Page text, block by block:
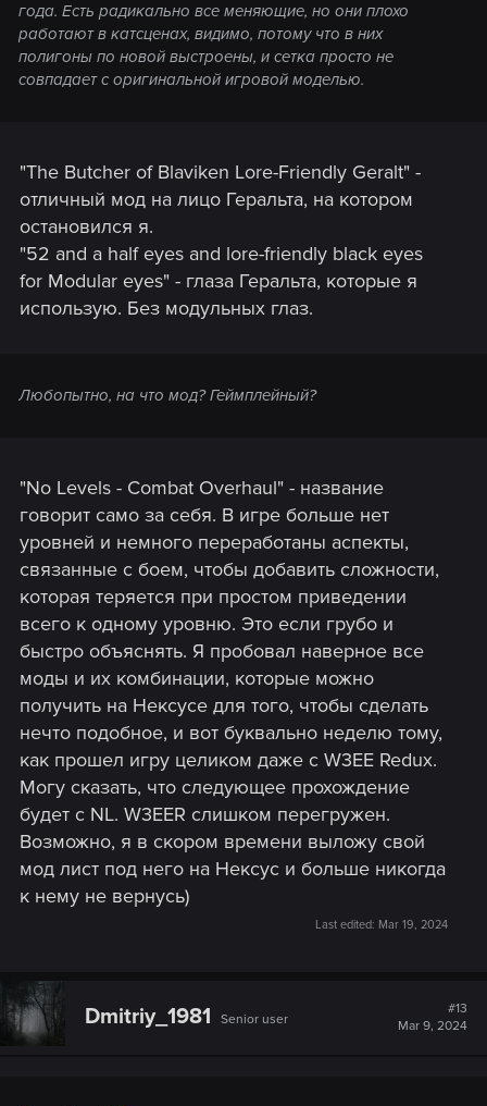
года. Есть радикально все меняющие, но они плохо
работают в катсценах, видимо, потому что в них
полигоны по новой выстроены, и сетка просто не
совпадает с оригинальной игровой моделью.
"The Butcher of Blaviken Lore-Friendly Geralt" -
отличный мод на лицо Геральта, на котором
остановился я.
"52 and a half eyes and lore-friendly black eyes
for Modular eyes" - глаза Геральта, которые я
использую. Без модульных глаз.
Любопытно, на что мод? Геймплейный?
"No Levels - Combat Overhaul" - название
говорит само за себя. В игре больше нет
уровней и немного переработаны аспекты,
связанные с боем, чтобы добавить сложности,
которая теряется при простом приведении
всего к одному уровню. Это если грубо и
быстро объяснять. Я пробовал наверное все
моды и их комбинации, которые можно
получить на Нексусе для того, чтобы сделать
нечто подобное, и вот буквально неделю тому,
как прошел игру целиком даже с W3EE Redux.
Могу сказать, что следующее прохождение
будет с NL. W3EER слишком перегружен.
Возможно, я в скором времени выложу свой
мод лист под него на Нексус и больше никогда
к нему не вернусь)
Last edited: Mar 19, 2024
Dmitriy_1981 Senior user
#13
Mar 9, 2024